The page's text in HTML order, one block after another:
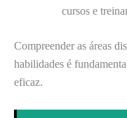
cursos e
Compreender as áreas
habilidades é
eficaz.